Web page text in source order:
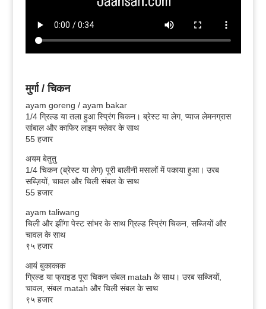
मुर्गा / चिकन
ayam goreng / ayam bakar
1/4 ग्रिल्ड या तला हुआ स्प्रिंग चिकन। ब्रेस्ट या लेग, प्याज लेमनग्रास
सांबाल और काफिर लाइम फ्लेवर के साथ
55 हजार
अयम बेतुतु
1/4 चिकन (ब्रेस्ट या लेग) पूरी बालीनी मसालों में पकाया हुआ। उरब
सब्ज़ियों, चावल और चिली संबल के साथ
55 हजार
ayam taliwang
चिली और झींगा पेस्ट सांभर के साथ ग्रिल्ड स्प्रिंग चिकन, सब्जियों और
चावल के साथ
९५ हजार
आयं बुकाकाक
ग्रिल्ड या फ्राइड पूरा चिकन संबल matah के साथ। उरब सब्जियों,
चावल, संबल matah और चिली संबल के साथ
९५ हजार